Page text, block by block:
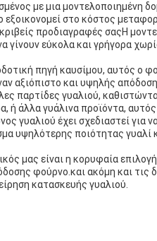
με μια μοντελοποιημένη
στο κόστος
προδιαγραφές σαςΗ
γίνουν εύκολα και γρήγορα
πηγή καυσίμου, αυτός ο
αξιόπιστο και υψηλής
παρτίδες γυαλιού,
ή άλλα γυάλινα προϊόντα,
γυαλιού έχει σχεδιαστεί για
υψηλότερης ποιότητας γυαλί
μας είναι η κορυφαία
φούρνο.και ακόμη και τις
κατασκευής γυαλιού.